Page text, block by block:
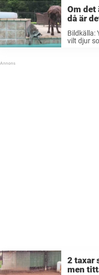
Om det
då är
Bildkälla:
vilt djur
2 taxar
men